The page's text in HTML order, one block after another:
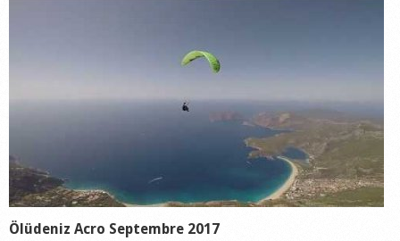
Ölüdeniz Acro Septembre 2017